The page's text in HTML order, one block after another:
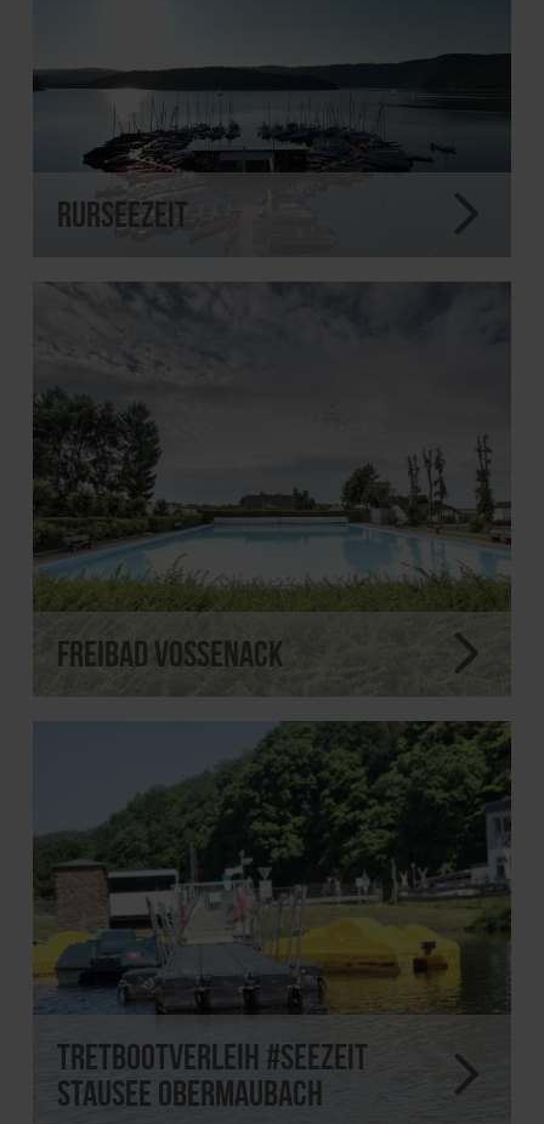
RurseeZeit
Freibad Vossenack
Tretbootverleih #Seezeit
Stausee Obermaubach